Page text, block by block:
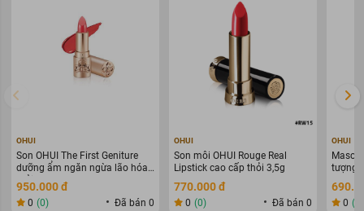
OHUI
Son OHUI The First Geniture
dưỡng ẩm ngăn ngừa lão hóa
thỏi 3,8g
950.000 đ
0 (0) Đã bán 0
OHUI
Son môi OHUI Rouge Real
Lipstick cao cấp thỏi 3,5g
770.000 đ
0 (0) Đã bán 0
OHUI
tượng
8ml
0 (0)